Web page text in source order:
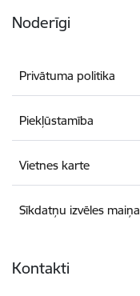
Noderīgi
Privātuma politika
Piekļūstamība
Vietnes karte
Sīkdatņu izvēles maiņa
Kontakti